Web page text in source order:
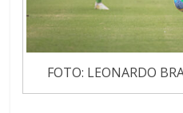
FOTO: LEONARDO